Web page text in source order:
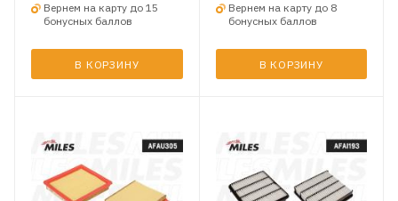
Вернем на карту до 15
бонусных баллов
В КОРЗИНУ
Вернем на карту до 8
бонусных баллов
В КОРЗИНУ